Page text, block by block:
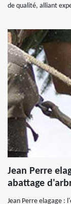
de qualité, alliant
Jean Perre
abattage
Jean Perre elagage :